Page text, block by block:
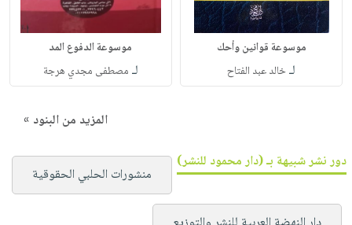
موسوعة قوانين وأحك
لـخالد عبد الفتاح
موسوعة الدفوع المد
لـ مصطفى مجدي هرجة
المزيد من البنود »
دور نشر شبيهة بـ (دار محمود للنشر)
منشورات الحلبي الحقوقية